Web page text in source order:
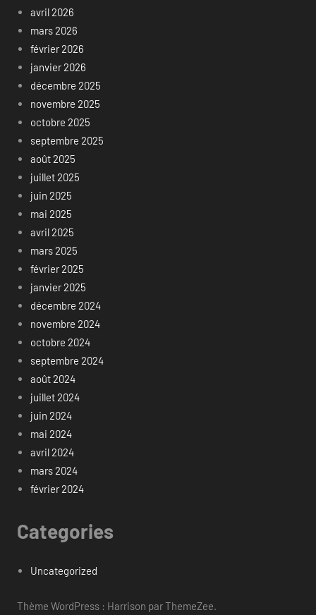
avril 2026
mars 2026
février 2026
janvier 2026
décembre 2025
novembre 2025
octobre 2025
septembre 2025
août 2025
juillet 2025
juin 2025
mai 2025
avril 2025
mars 2025
février 2025
janvier 2025
décembre 2024
novembre 2024
octobre 2024
septembre 2024
août 2024
juillet 2024
juin 2024
mai 2024
avril 2024
mars 2024
février 2024
Categories
Uncategorized
Thème WordPress : Harrison par ThemeZee.